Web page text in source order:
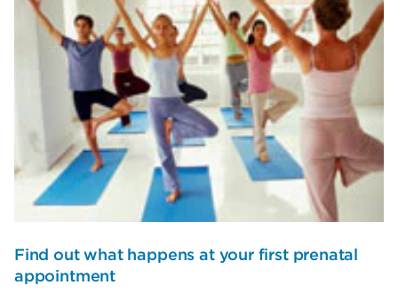
Find out what happens at your first prenatal
appointment